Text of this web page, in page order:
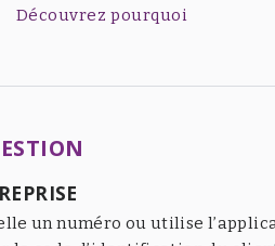
Découvrez pourquoi
un numéro ou utilise